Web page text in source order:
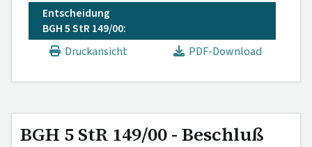
Entscheidung
BGH 5 StR 149/00:
Druckansicht
PDF-Download
BGH 5 StR 149/00 - Beschluß